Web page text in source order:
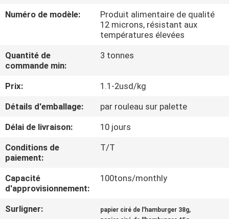
À
DE
NOUS
VISITE
DE
L'USINE
CONTRÔLE
DE
LA
Numéro de modèle:
Produit alimentaire de qualité
12 microns, résistant aux
températures élevées
Quantité de
commande min:
3 tonnes
Prix:
1.1-2usd/kg
Détails d'emballage:
par rouleau sur palette
Délai de livraison:
10 jours
Conditions de
paiement:
T/T
Capacité
d'approvisionnement:
100tons/monthly
Surligner: papier ciré de l'hamburger 38g,